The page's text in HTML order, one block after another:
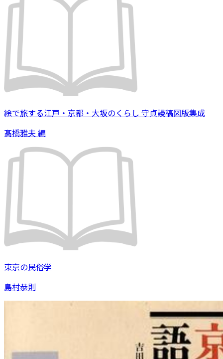
絵で旅する江戸・京都・大坂のくらし 守貞謾稿図版集成
髙橋雅夫 編
東京の民俗学
島村恭則